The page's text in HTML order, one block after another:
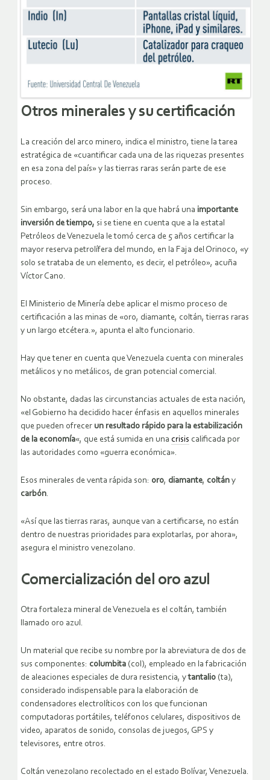
Otros minerales y su certificación
La creación del arco minero, indica el ministro, tiene la tarea
estratégica de «cuantificar cada una de las riquezas presentes
en esa zona del país» y las tierras raras serán parte de ese
proceso.
Sin embargo, será una labor en la que habrá una importante
inversión de tiempo, si se tiene en cuenta que a la estatal
Petróleos de Venezuela le tomó cerca de 5 años certificar la
mayor reserva petrolífera del mundo, en la Faja del Orinoco, «y
solo se trataba de un elemento, es decir, el petróleo», acuña
Víctor Cano.
El Ministerio de Minería debe aplicar el mismo proceso de
certificación a las minas de «oro, diamante, coltán, tierras raras
y un largo etcétera.», apunta el alto funcionario.
Hay que tener en cuenta que Venezuela cuenta con minerales
metálicos y no metálicos, de gran potencial comercial.
No obstante, dadas las circunstancias actuales de esta nación,
«el Gobierno ha decidido hacer énfasis en aquellos minerales
que pueden ofrecer un resultado rápido para la estabilización
de la economía«, que está sumida en una crisis calificada por
las autoridades como «guerra económica».
Esos minerales de venta rápida son: oro, diamante, coltán y
carbón.
«Así que las tierras raras, aunque van a certificarse, no están
dentro de nuestras prioridades para explotarlas, por ahora»,
asegura el ministro venezolano.
Comercialización del oro azul
Otra fortaleza mineral de Venezuela es el coltán, también
llamado oro azul.
Un material que recibe su nombre por la abreviatura de dos de
sus componentes: columbita (col), empleado en la fabricación
de aleaciones especiales de dura resistencia, ytantalio (ta),
considerado indispensable para la elaboración de
condensadores electrolíticos con los que funcionan
computadoras portátiles, teléfonos celulares, dispositivos de
video, aparatos de sonido, consolas de juegos, GPS y
televisores, entre otros.
Coltán venezolano recolectado en el estado Bolívar, Venezuela.